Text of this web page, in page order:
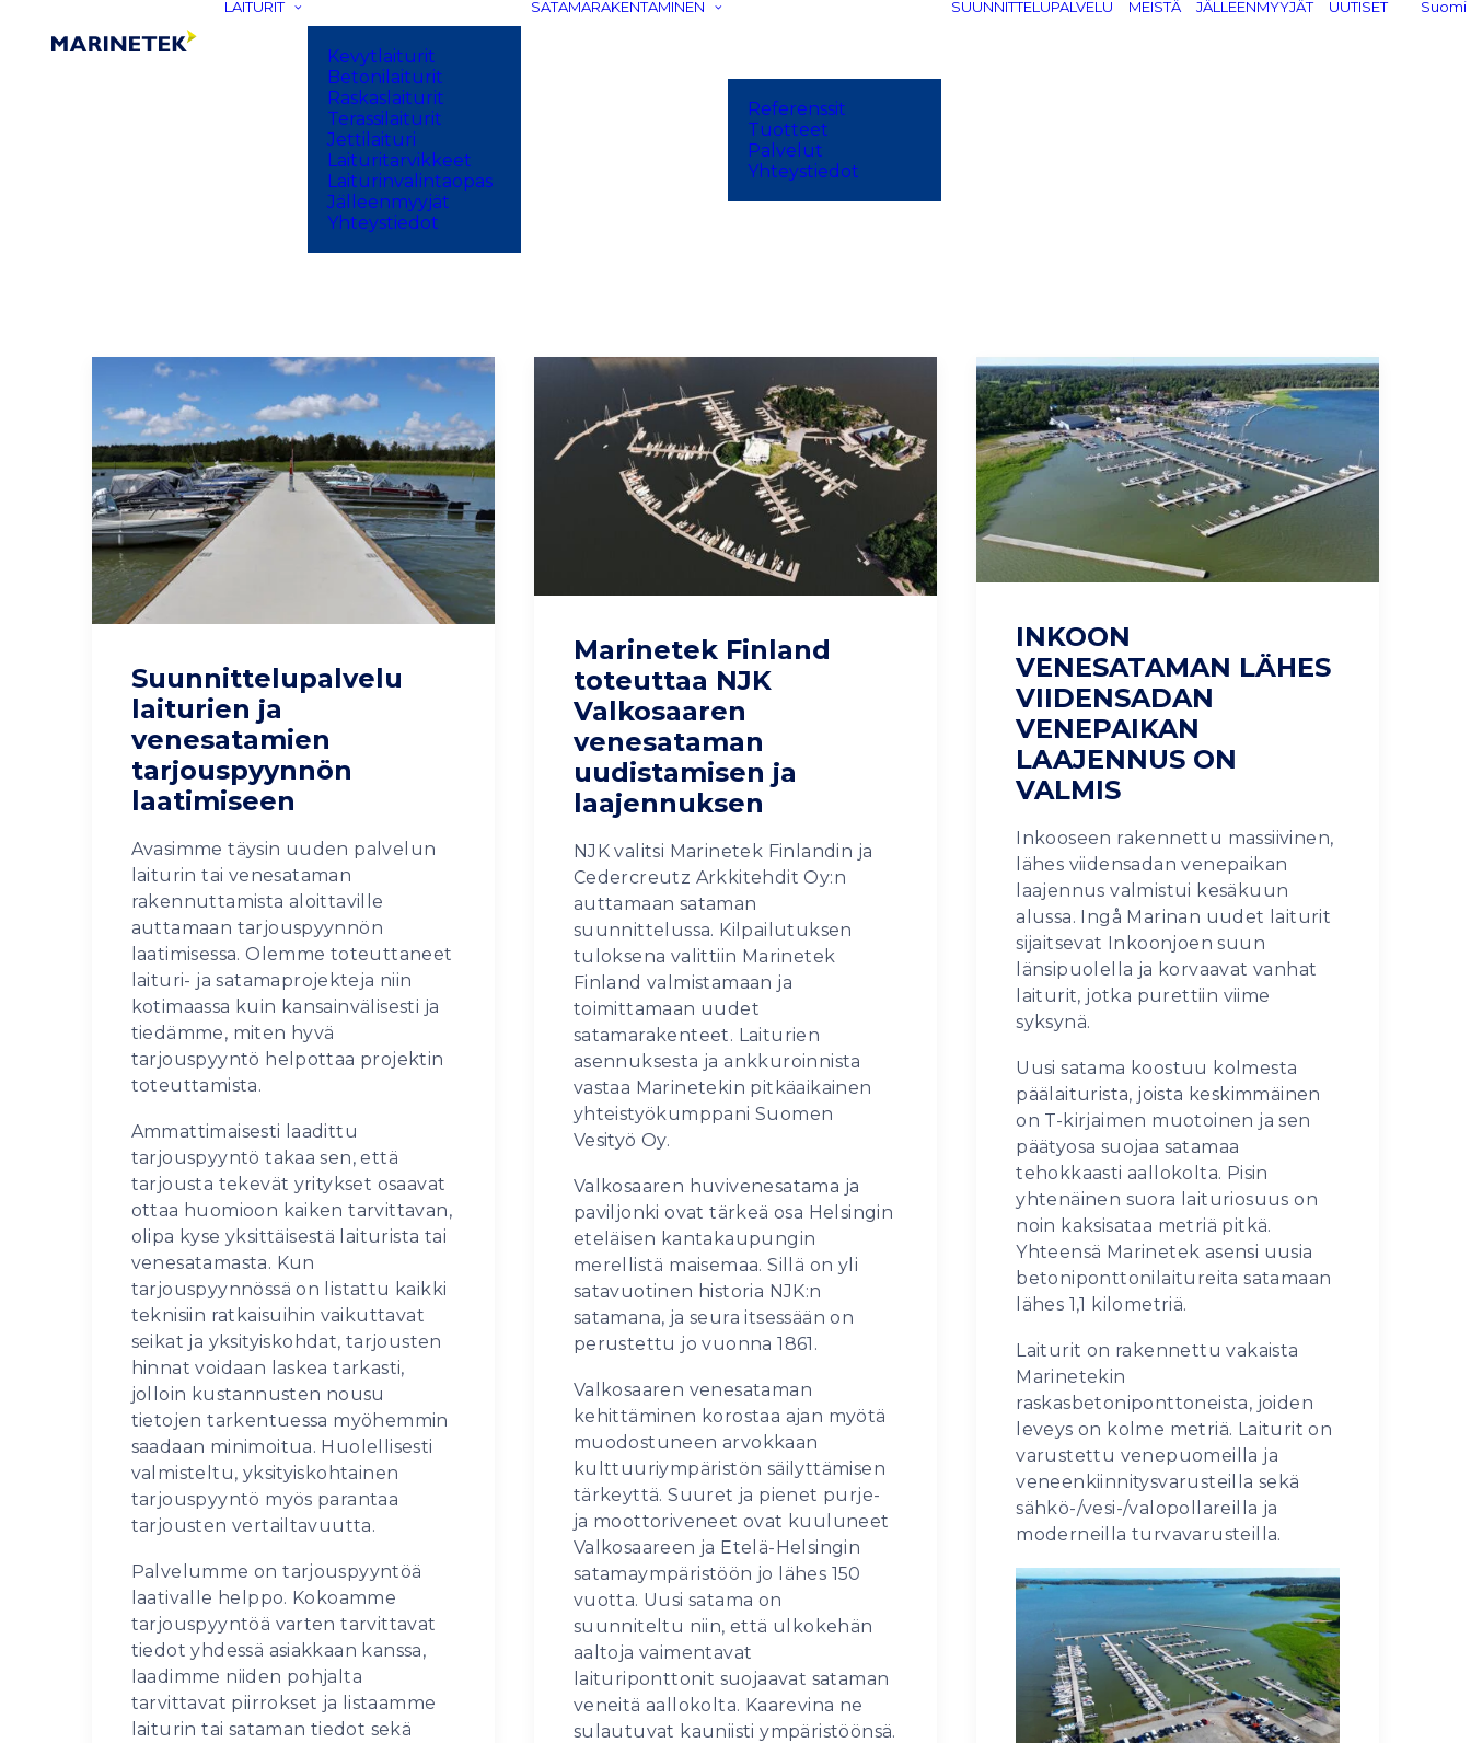
LAITURIT
Kevytlaiturit
Betonilaiturit
Raskaslaiturit
Terassilaiturit
Jettilaituri
Laituritarvikkeet
Laiturinvalintaopas
Jälleenmyyjät
Yhteystiedot
SATAMARAKENTAMINEN
Referenssit
Tuotteet
Palvelut
Yhteystiedot
SUUNNITTELUPALVELU MEISTÄ JÄLLEENMYYJÄT UUTISET Suomi
Suunnittelupalvelu
laiturien ja
venesatamien
tarjouspyynnön
laatimiseen
Avasimme täysin uuden palvelun
laiturin tai venesataman
rakennuttamista aloittaville
auttamaan tarjouspyynnön
laatimisessa. Olemme toteuttaneet
laituri- ja satamaprojekteja niin
kotimaassa kuin kansainvälisesti ja
tiedämme, miten hyvä
tarjouspyyntö helpottaa projektin
toteuttamista.
Ammattimaisesti laadittu
tarjouspyyntö takaa sen, että
tarjousta tekevät yritykset osaavat
ottaa huomioon kaiken tarvittavan,
olipa kyse yksittäisestä laiturista tai
venesatamasta. Kun
tarjouspyynnössä on listattu kaikki
teknisiin ratkaisuihin vaikuttavat
seikat ja yksityiskohdat, tarjousten
hinnat voidaan laskea tarkasti,
jolloin kustannusten nousu
tietojen tarkentuessa myöhemmin
saadaan minimoitua. Huolellisesti
valmisteltu, yksityiskohtainen
tarjouspyyntö myös parantaa
tarjousten vertailtavuutta.
Palvelumme on tarjouspyyntöä
laativalle helppo. Kokoamme
tarjouspyyntöä varten tarvittavat
tiedot yhdessä asiakkaan kanssa,
laadimme niiden pohjalta
tarvittavat piirrokset ja listaamme
laiturin tai sataman tiedot sekä
Marinetek Finland
toteuttaa NJK
Valkosaaren
venesataman
uudistamisen ja
laajennuksen
NJK valitsi Marinetek Finlandin ja
Cedercreutz Arkkitehdit Oy:n
auttamaan sataman
suunnittelussa. Kilpailutuksen
tuloksena valittiin Marinetek
Finland valmistamaan ja
toimittamaan uudet
satamarakenteet. Laiturien
asennuksesta ja ankkuroinnista
vastaa Marinetekin pitkäaikainen
yhteistyökumppani Suomen
Vesityö Oy.
Valkosaaren huvivenesatama ja
paviljonki ovat tärkeä osa Helsingin
eteläisen kantakaupungin
merellistä maisemaa. Sillä on yli
satavuotinen historia NJK:n
satamana, ja seura itsessään on
perustettu jo vuonna 1861.
Valkosaaren venesataman
kehittäminen korostaa ajan myötä
muodostuneen arvokkaan
kulttuuriympäristön säilyttämisen
tärkeyttä. Suuret ja pienet purje-
ja moottoriveneet ovat kuuluneet
Valkosaareen ja Etelä-Helsingin
satamaympäristöön jo lähes 150
vuotta. Uusi satama on
suunniteltu niin, että ulkokehän
aaltoja vaimentavat
laituriponttonit suojaavat sataman
veneitä aallokolta. Kaarevina ne
sulautuvat kauniisti ympäristöönsä.
INKOON
VENESATAMAN LÄHES
VIIDENSADAN
VENEPAIKAN
LAAJENNUS ON
VALMIS
Inkooseen rakennettu massiivinen,
lähes viidensadan venepaikan
laajennus valmistui kesäkuun
alussa. Ingå Marinan uudet laiturit
sijaitsevat Inkoonjoen suun
länsipuolella ja korvaavat vanhat
laiturit, jotka purettiin viime
syksynä.
Uusi satama koostuu kolmesta
päälaiturista, joista keskimmäinen
on T-kirjaimen muotoinen ja sen
päätyosa suojaa satamaa
tehokkaasti aallokolta. Pisin
yhtenäinen suora laituriosuus on
noin kaksisataa metriä pitkä.
Yhteensä Marinetek asensi uusia
betoniponttonilaitureita satamaan
lähes 1,1 kilometriä.
Laiturit on rakennettu vakaista
Marinetekin
raskasbetoniponttoneista, joiden
leveys on kolme metriä. Laiturit on
varustettu venepuomeilla ja
veneenkiinnitysvarusteilla sekä
sähkö-/vesi-/valopollareilla ja
moderneilla turvavarusteilla.